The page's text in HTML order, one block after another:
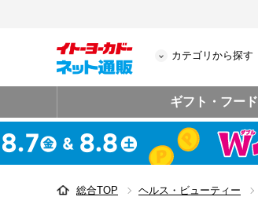
カテゴリから探す
ギフト・フード
総合TOP ヘルス・ビューティー